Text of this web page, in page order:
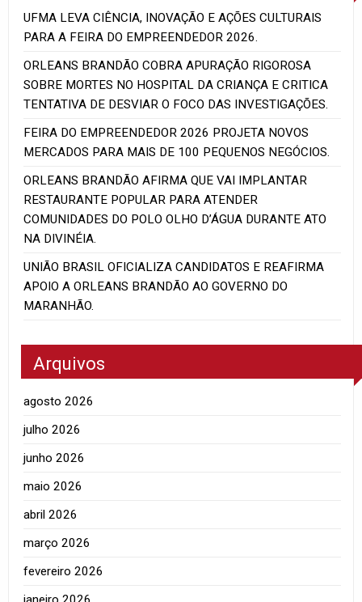
UFMA LEVA CIÊNCIA, INOVAÇÃO E AÇÕES CULTURAIS
PARA A FEIRA DO EMPREENDEDOR 2026.
ORLEANS BRANDÃO COBRA APURAÇÃO RIGOROSA
SOBRE MORTES NO HOSPITAL DA CRIANÇA E CRITICA
TENTATIVA DE DESVIAR O FOCO DAS INVESTIGAÇÕES.
FEIRA DO EMPREENDEDOR 2026 PROJETA NOVOS
MERCADOS PARA MAIS DE 100 PEQUENOS NEGÓCIOS.
ORLEANS BRANDÃO AFIRMA QUE VAI IMPLANTAR
RESTAURANTE POPULAR PARA ATENDER
COMUNIDADES DO POLO OLHO D’ÁGUA DURANTE ATO
NA DIVINÉIA.
UNIÃO BRASIL OFICIALIZA CANDIDATOS E REAFIRMA
APOIO A ORLEANS BRANDÃO AO GOVERNO DO
MARANHÃO.
Arquivos
agosto 2026
julho 2026
junho 2026
maio 2026
abril 2026
março 2026
fevereiro 2026